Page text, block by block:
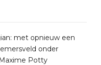
met opnieuw een
onder
Potty